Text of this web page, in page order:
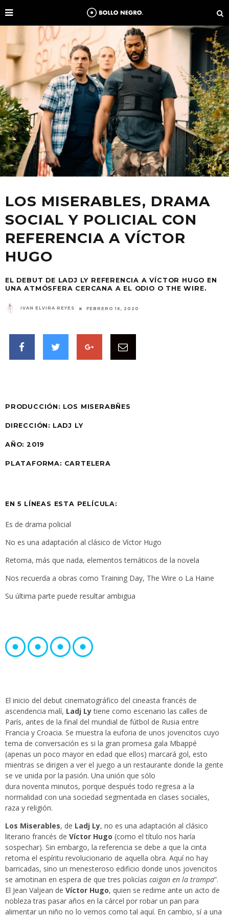
LOS MISERABLES, DRAMA
SOCIAL Y POLICIAL CON
REFERENCIA A VÍCTOR
HUGO
EL DEBUT DE LADJ LY REFERENCIA A VÍCTOR HUGO EN
UNA ATMÓSFERA CERCANA A EL ODIO O THE WIRE.
IVAN ELVIRA REYES FEBRERO 16, 2020
PRODUCCIÓN: LOS MISERABÑES
DIRECCIÓN: LADJ LY
AÑO: 2019
PLATAFORMA: CARTELERA
EN 5 LÍNEAS ESTA PELÍCULA:
Es de drama policial
No es una adaptación al clásico de Víctor Hugo
Retoma, más que nada, elementos temáticos de la novela
Nos recuerda a obras como Training Day, The Wire o La Haine
Su última parte puede resultar ambigua
El inicio del debut cinematográfico del cineasta francés de
ascendencia malí, Ladj Lytiene como escenario las calles de
París, antes de la final del mundial de fútbol de Rusia entre
Francia y Croacia. Se muestra la euforia de unos jovencitos cuyo
tema de conversación es si la gran promesa gala Mbappé
(apenas un poco mayor en edad que ellos) marcará gol, esto
mientras se dirigen a ver el juego a un restaurante donde la gente
se ve unida por la pasión. Una unión que sólo
dura noventa minutos, porque después todo regresa a la
normalidad con una sociedad segmentada en clases sociales,
raza y religión.
Los Miserables, de Ladj Ly, no es una adaptación al clásico
literario francés de Víctor Hugo (como el título nos haría
sospechar). Sin embargo, la referencia se debe a que la cinta
retoma el espíritu revolucionario de aquella obra. Aquí no hay
barricadas, sino un menesteroso edificio donde unos jovencitos
se amotinan en espera de que tres policías caigan en la trampa”.
El Jean Valjean de Víctor Hugo, quien se redime ante un acto de
nobleza tras pasar años en la cárcel por robar un pan para
alimentar un niño no lo vemos como tal aquí. En cambio, sí a una